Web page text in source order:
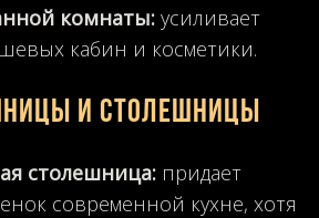
комнаты: усиливает
кабин и косметики.
и столешницы
столешница:придает
современной кухне, хотя